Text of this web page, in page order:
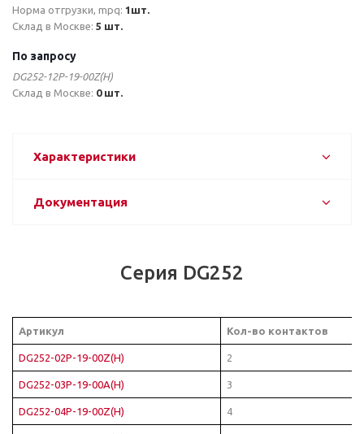
Норма отгрузки, mpq: 1шт.
Склад в Москве: 5 шт.
По запросу
DG252-12P-19-00Z(H)
Склад в Москве: 0 шт.
Характеристики
Документация
Серия DG252
Артикул Кол-во контактов
DG252-02P-19-00Z(H) 2
DG252-03P-19-00A(H) 3
DG252-04P-19-00Z(H) 4